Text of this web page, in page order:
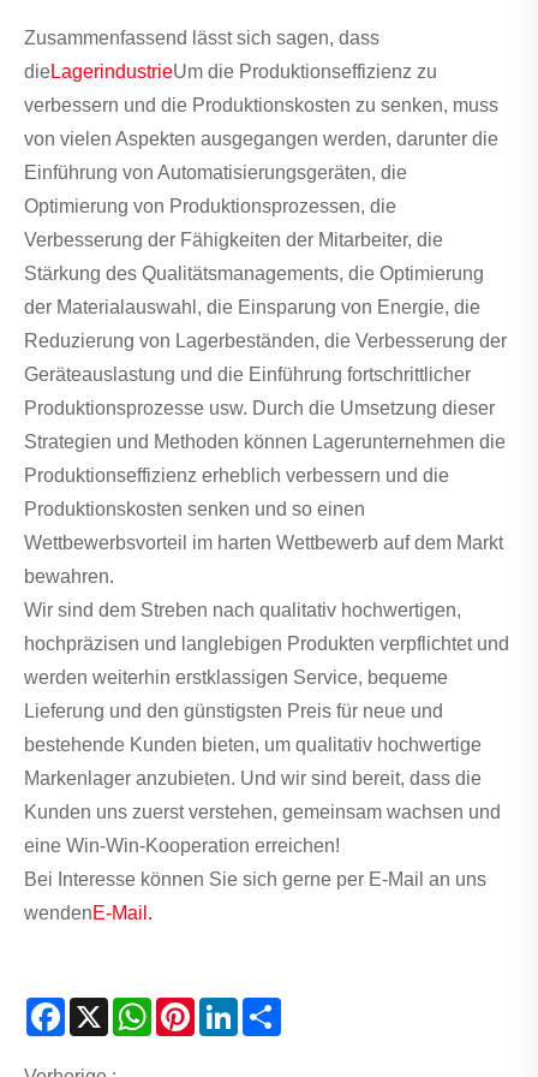
Zusammenfassend lässt sich sagen, dass
dieLagerindustrieUm die Produktionseffizienz zu
verbessern und die Produktionskosten zu senken, muss
von vielen Aspekten ausgegangen werden, darunter die
Einführung von Automatisierungsgeräten, die
Optimierung von Produktionsprozessen, die
Verbesserung der Fähigkeiten der Mitarbeiter, die
Stärkung des Qualitätsmanagements, die Optimierung
der Materialauswahl, die Einsparung von Energie, die
Reduzierung von Lagerbeständen, die Verbesserung der
Geräteauslastung und die Einführung fortschrittlicher
Produktionsprozesse usw. Durch die Umsetzung dieser
Strategien und Methoden können Lagerunternehmen die
Produktionseffizienz erheblich verbessern und die
Produktionskosten senken und so einen
Wettbewerbsvorteil im harten Wettbewerb auf dem Markt
bewahren.
Wir sind dem Streben nach qualitativ hochwertigen,
hochpräzisen und langlebigen Produkten verpflichtet und
werden weiterhin erstklassigen Service, bequeme
Lieferung und den günstigsten Preis für neue und
bestehende Kunden bieten, um qualitativ hochwertige
Markenlager anzubieten. Und wir sind bereit, dass die
Kunden uns zuerst verstehen, gemeinsam wachsen und
eine Win-Win-Kooperation erreichen!
Bei Interesse können Sie sich gerne per E-Mail an uns
wendenE-Mail.
Facebook
X WhatsAppPinterestLinkedIn